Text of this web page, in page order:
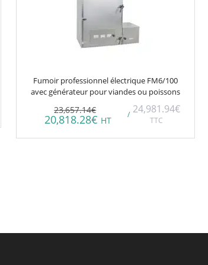
Fumoir professionnel électrique FM6/100
avec générateur pour viandes ou poissons
23,657.14€
20,818.28€ HT
/ 24,981.94€
TTC